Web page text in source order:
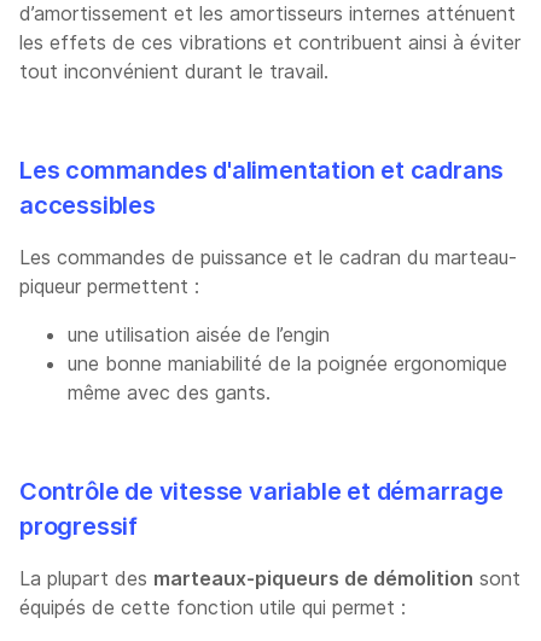
d’amortissement et les amortisseurs internes atténuent
les effets de ces vibrations et contribuent ainsi à éviter
tout inconvénient durant le travail.
Les commandes d'alimentation et cadrans
accessibles
Les commandes de puissance et le cadran du marteau-
piqueur permettent :
une utilisation aisée de l’engin
une bonne maniabilité de la poignée ergonomique
même avec des gants.
Contrôle de vitesse variable et démarrage
progressif
La plupart des marteaux-piqueurs de démolition sont
équipés de cette fonction utile qui permet :